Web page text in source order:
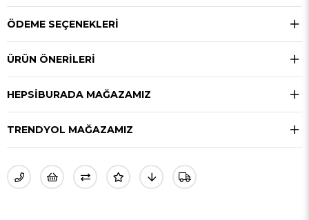
ÖDEME SEÇENEKLERI
ÜRÜN ÖNERILERI
HEPSIBURADA MAĞAZAMIZ
TRENDYOL MAĞAZAMIZ